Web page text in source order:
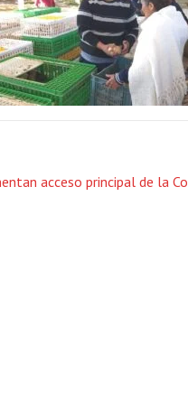
acceso principal de la